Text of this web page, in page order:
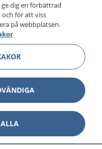
dig en förbättrad
för att viss
på webbplatsen.